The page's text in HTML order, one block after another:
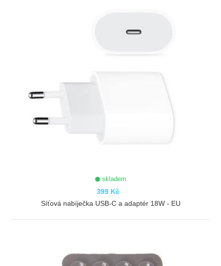
skladem
399 Kč
Síťová nabíječka USB-C a adaptér 18W - EU